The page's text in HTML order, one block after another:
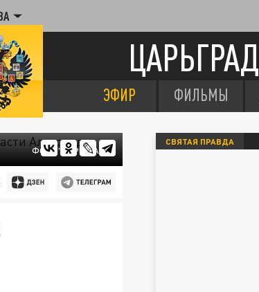
ЦАРЬГРАД
ЭФИР ФИЛЬМЫ
ФОТО "ЦАРЬГРАД"
СВЯТАЯ ПРАВДА